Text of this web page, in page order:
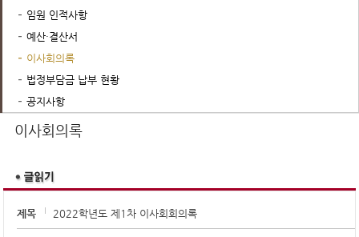
임원 인적사항
예산·결산서
이사회의록
법정부담금 납부 현황
공지사항
이사회의록
제목 2022학년도 제1차 이사회회의록